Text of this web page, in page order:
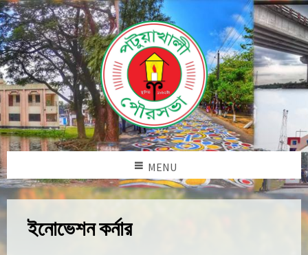
MENU
ইনোভেশন কর্নার